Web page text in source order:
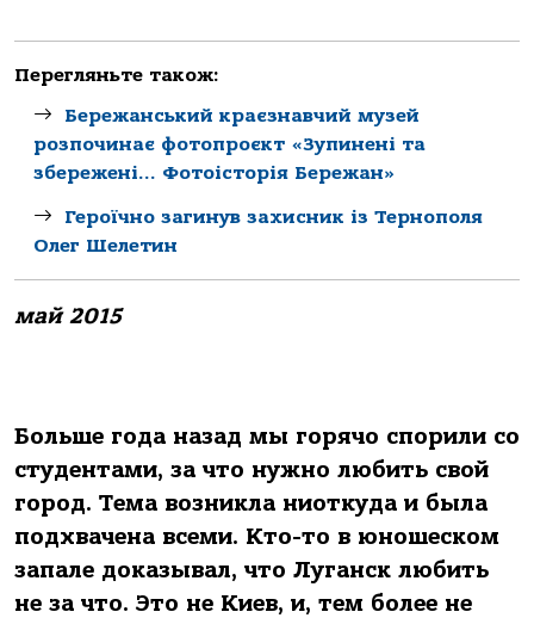
Перегляньте також:
Бережанський краєзнавчий музей
розпочинає фотопроєкт «Зупинені та
збережені… Фотоісторія Бережан»
Героїчно загинув захисник із Тернополя
Олег Шелетин
май 2015
Больше года назад мы горячо спорили со
студентами, за что нужно любить свой
город. Тема возникла ниоткуда и была
подхвачена всеми. Кто-то в юношеском
запале доказывал, что Луганск любить
не за что. Это не Киев, и, тем более не